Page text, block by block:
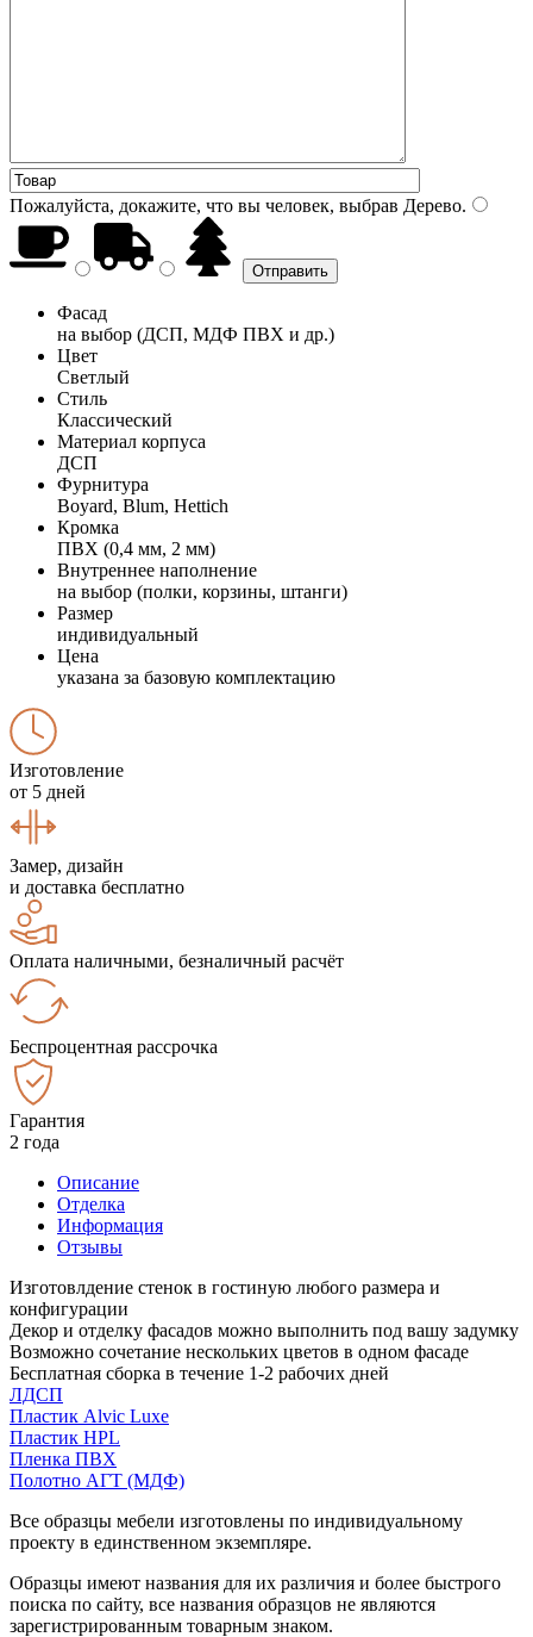
Пожалуйста, докажите, что вы человек, выбрав Дерево.
Фасад
на выбор (ДСП, МДФ ПВХ и др.)
Цвет
Светлый
Стиль
Классический
Материал корпуса
ДСП
Фурнитура
Boyard, Blum, Hettich
Кромка
ПВХ (0,4 мм, 2 мм)
Внутреннее наполнение
на выбор (полки, корзины, штанги)
Размер
индивидуальный
Цена
указана за базовую комплектацию
Изготовление
от 5 дней
Замер, дизайн
и доставка бесплатно
Оплата наличными, безналичный расчёт
Беспроцентная рассрочка
Гарантия
2 года
Описание
Отделка
Информация
Отзывы
Изготовлдение стенок в гостиную любого размера и
конфигурации
Декор и отделку фасадов можно выполнить под вашу задумку
Возможно сочетание нескольких цветов в одном фасаде
Бесплатная сборка в течение 1-2 рабочих дней
ЛДСП
Пластик Alvic Luxe
Пластик HPL
Пленка ПВХ
Полотно АГТ (МДФ)
Все образцы мебели изготовлены по индивидуальному
проекту в единственном экземпляре.
Образцы имеют названия для их различия и более быстрого
поиска по сайту, все названия образцов не являются
зарегистрированным товарным знаком.